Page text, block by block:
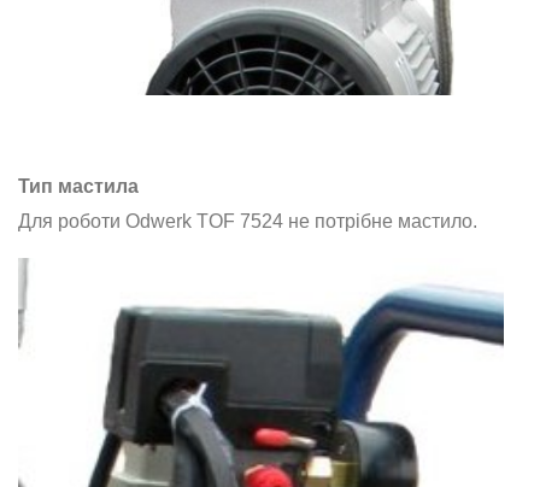
Тип мастила
Для роботи Odwerk TOF 7524 не потрібне мастило.